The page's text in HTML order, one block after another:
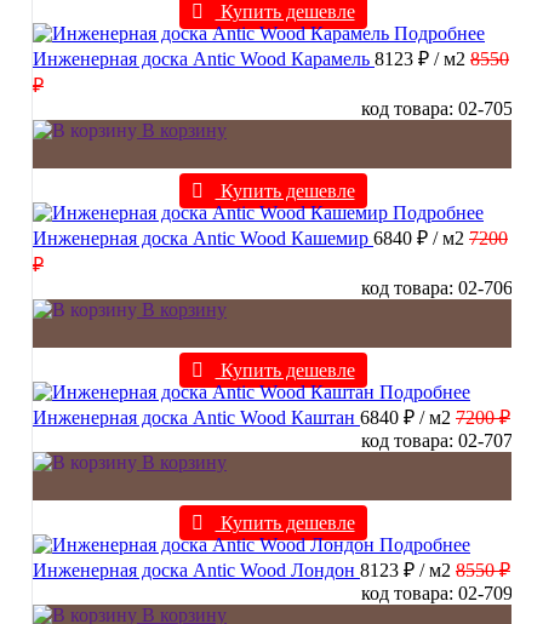
Купить дешевле
Подробнее
Инженерная доска Antic Wood Карамель 8123 ₽ / м2 8550
₽
код товара: 02-705
В корзину
Купить дешевле
Подробнее
Инженерная доска Antic Wood Кашемир 6840 ₽ / м2 7200
₽
код товара: 02-706
В корзину
Купить дешевле
Подробнее
Инженерная доска Antic Wood Каштан 6840 ₽ / м2 7200 ₽
код товара: 02-707
В корзину
Купить дешевле
Подробнее
Инженерная доска Antic Wood Лондон 8123 ₽ / м2 8550 ₽
код товара: 02-709
В корзину